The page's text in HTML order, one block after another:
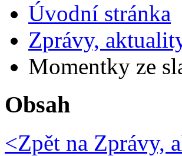
Úvodní stránka
Zprávy,
Momentky ze
Obsah
<Zpět na Zprávy,